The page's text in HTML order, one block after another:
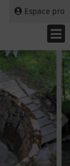
Espace pro